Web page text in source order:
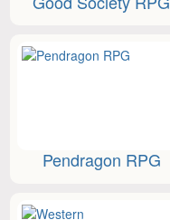
Pendragon RPG